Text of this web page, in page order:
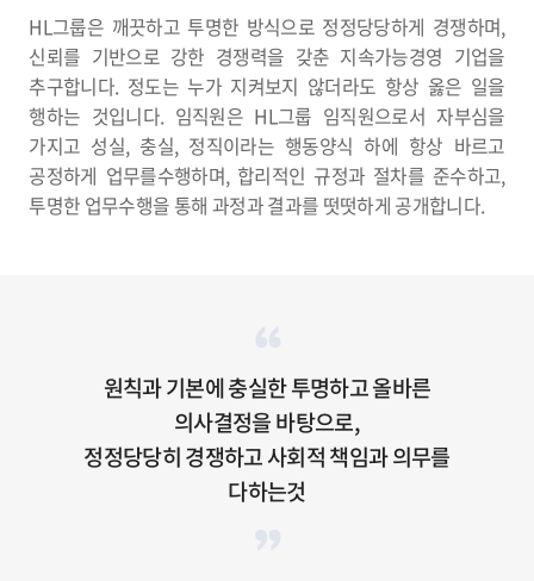
HL그룹은 깨끗하고 투명한 방식으로 정정당당하게 경쟁하며,
신뢰를 기반으로 강한 경쟁력을 갖춘 지속가능경영 기업을
추구합니다. 정도는 누가 지켜보지 않더라도 항상 옳은 일을
행하는 것입니다. 임직원은 HL그룹 임직원으로서 자부심을
가지고 성실, 충실, 정직이라는 행동양식 하에 항상 바르고
공정하게 업무를수행하며, 합리적인 규정과 절차를 준수하고,
투명한 업무수행을 통해 과정과 결과를 떳떳하게 공개합니다.
원칙과 기본에 충실한 투명하고 올바른
의사결정을 바탕으로,
정정당당히 경쟁하고 사회적 책임과 의무를
다하는것